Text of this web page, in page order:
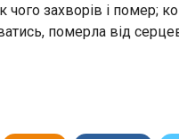
чого захворів і помер;
померла від